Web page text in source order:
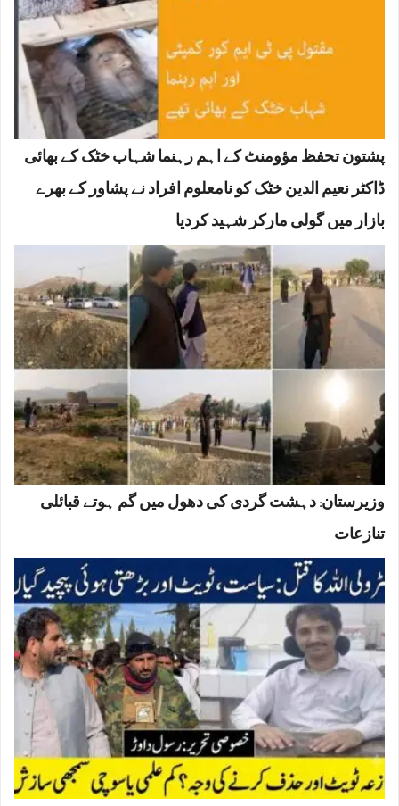
پشتون تحفظ مؤومنٹ کے اہم رہنما شہاب خٹک کے بھائی
ڈاکٹر نعیم الدین خٹک کو نامعلوم افراد نے پشاور کے بھرے
بازار میں گولی مارکر شہید کردیا
وزیرستان: دہشت گردی کی دھول میں گم ہوتے قبائلی
تنازعات